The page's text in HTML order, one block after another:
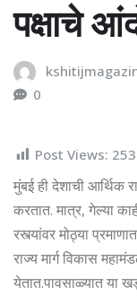
पक्षाचे
0
Post Views: 253
मुंबई ही देशाची आर्थिक
करतात. मात्र, गेल्या
रस्त्यांवर मोठ्या
राज्य मार्ग विकास
येतात.पावसाळ्यात या